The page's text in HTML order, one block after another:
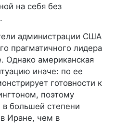
на себя без
администрации США
прагматичного лидера
Однако американская
иначе: по ее
готовности к
поэтому
большей степени
Иране, чем в